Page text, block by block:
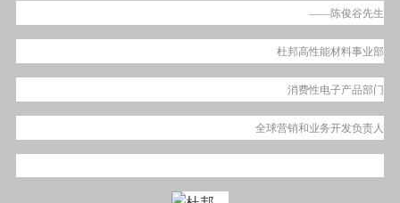
——陈俊谷先生
杜邦高性能材料事业部
消费性电子产品部门
全球营销和业务开发负责人